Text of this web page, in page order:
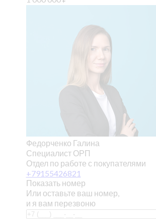
Федорченко Галина
Специалист ОРП
Отдел по работе с покупателями
+79155426821
Показать номер
Или оставьте ваш номер,
и я вам перезвоню